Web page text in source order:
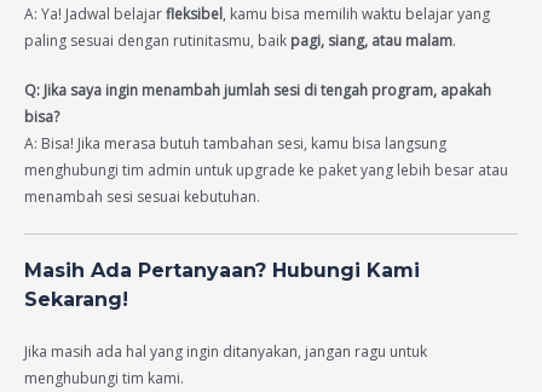
A: Ya! Jadwal belajarfleksibel, kamu bisa memilih waktu belajar yang
paling sesuai dengan rutinitasmu, baik pagi, siang, atau malam.
Q: Jika saya ingin menambah jumlah sesi di tengah program, apakah
bisa?
A: Bisa! Jika merasa butuh tambahan sesi, kamu bisa langsung
menghubungi tim admin untuk upgrade ke paket yang lebih besar atau
menambah sesi sesuai kebutuhan.
Masih Ada Pertanyaan? Hubungi Kami
Sekarang!
Jika masih ada hal yang ingin ditanyakan, jangan ragu untuk
menghubungi tim kami.